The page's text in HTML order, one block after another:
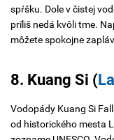
spŕšku. Dole v čistej
príliš nedá kvôli tme.
môžete spokojne
8. Kuang Si (
Vodopády Kuang Si
od historického mesta